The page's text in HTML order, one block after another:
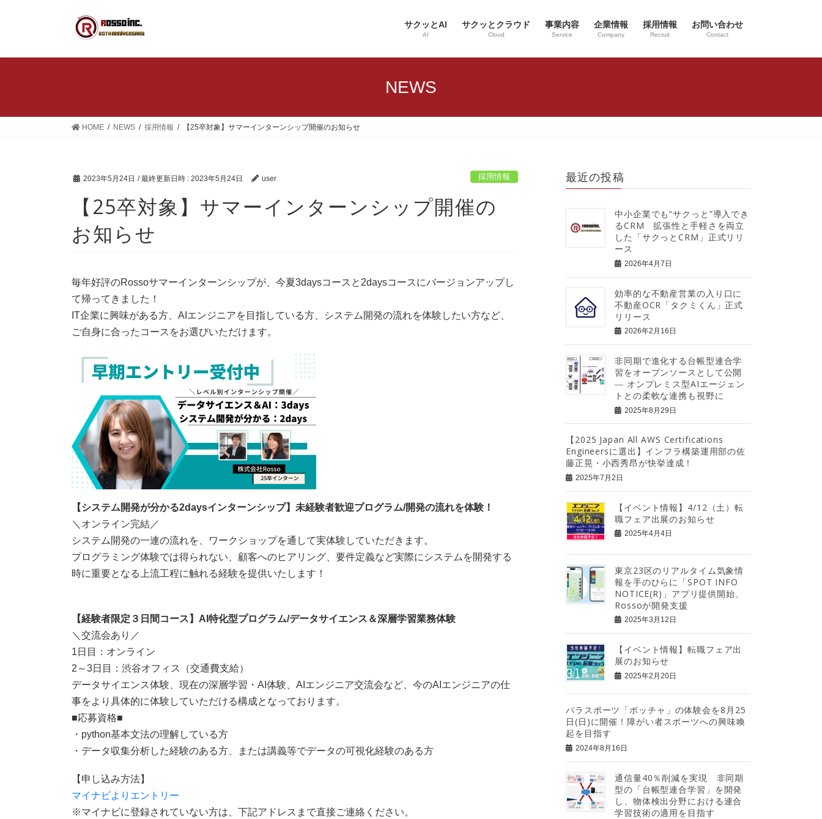
サクッとAI
AI
サクッとクラウド
Cloud
事業内容
Service
企業情報
Company
採用情報
Recruit
お問い合わせ
Contact
NEWS
HOME NEWS 採用情報 【25卒対象】サマーインターンシップ開催のお知らせ
2023年5月24日 / 最終更新日時 : 2023年5月24日 user 採用情報
【25卒対象】サマーインターンシップ開催の
お知らせ
毎年好評のRossoサマーインターンシップが、今夏3daysコースと2daysコースにバージョンアップし
て帰ってきました！
IT企業に興味がある方、AIエンジニアを目指している方、システム開発の流れを体験したい方など、
ご自身に合ったコースをお選びいただけます。
【システム開発が分かる2daysインターンシップ】未経験者歓迎プログラム/開発の流れを体験！
＼オンライン完結／
システム開発の一連の流れを、ワークショップを通して実体験していただきます。
プログラミング体験では得られない、顧客へのヒアリング、要件定義など実際にシステムを開発する
時に重要となる上流工程に触れる経験を提供いたします！
【経験者限定３日間コース】AI特化型プログラム/データサイエンス＆深層学習業務体験
＼交流会あり／
1日目：オンライン
2～3日目：渋谷オフィス（交通費支給）
データサイエンス体験、現在の深層学習・AI体験、AIエンジニア交流会など、今のAIエンジニアの仕
事をより具体的に体験していただける構成となっております。
■応募資格■
・python基本文法の理解している方
・データ収集分析した経験のある方、または講義等でデータの可視化経験のある方
【申し込み方法】
マイナビよりエントリー
※マイナビに登録されていない方は、下記アドレスまで直接ご連絡ください。
最近の投稿
中小企業でも“サクっと”導入でき
るCRM 拡張性と手軽さを両立
した「サクっとCRM」正式リリ
ース
2026年4月7日
効率的な不動産営業の入り口に
不動産OCR「タクミくん」正式
リリース
2026年2月16日
非同期で進化する台帳型連合学
習をオープンソースとして公開
― オンプレミス型AIエージェン
トとの柔軟な連携も視野に
2025年8月29日
【2025 Japan All AWS Certifications
Engineersに選出】インフラ構築運用部の佐
藤正晃・小西秀昂が快挙達成！
2025年7月2日
【イベント情報】4/12（土）転
職フェア出展のお知らせ
2025年4月4日
東京23区のリアルタイム気象情
報を手のひらに「SPOT INFO
NOTICE(R)」アプリ提供開始、
Rossoが開発支援
2025年3月12日
【イベント情報】転職フェア出
展のお知らせ
2025年2月20日
パラスポーツ「ボッチャ」の体験会を8月25
日(日)に開催！障がい者スポーツへの興味喚
起を目指す
2024年8月16日
通信量40％削減を実現 非同期
型の「台帳型連合学習」を開発
し、物体検出分野における連合
学習技術の適用を目指す